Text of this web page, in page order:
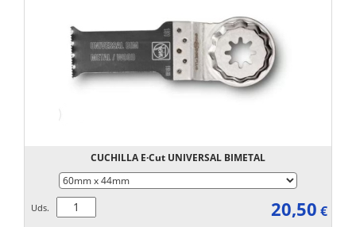
CUCHILLA E·Cut UNIVERSAL BIMETAL
Uds. 20,50 €